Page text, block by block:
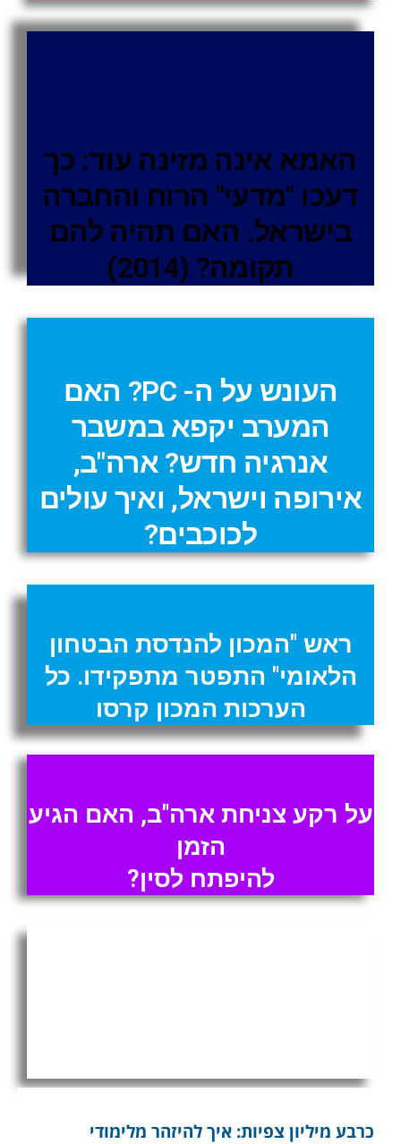
האמא אינה מזינה עוד: כך
דעכו "מדעי" הרוח והחברה
בישראל. האם תהיה להם
תקומה? (2014)
העונש על ה- PC? האם
המערב יקפא במשבר
אנרגיה חדש? ארה"ב,
אירופה וישראל, ואיך עולים
לכוכבים?
ראש "המכון להנדסת הבטחון
הלאומי" התפטר מתפקידו. כל
הערכות המכון קרסו
על רקע צניחת ארה"ב, האם הגיע
הזמן
להיפתח לסין?
כרבע מיליון צפיות: איך להיזהר מלימודי